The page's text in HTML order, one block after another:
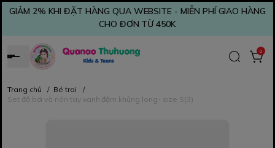
GIẢM 2% KHI ĐẶT HÀNG QUA WEBSITE - MIỄN PHÍ GIAO HÀNG
CHO ĐƠN TỪ 450K
0
Trang chủ / Bé trai
/
Set đồ bơi và nón tay xanh đậm khủng long- size S(3)